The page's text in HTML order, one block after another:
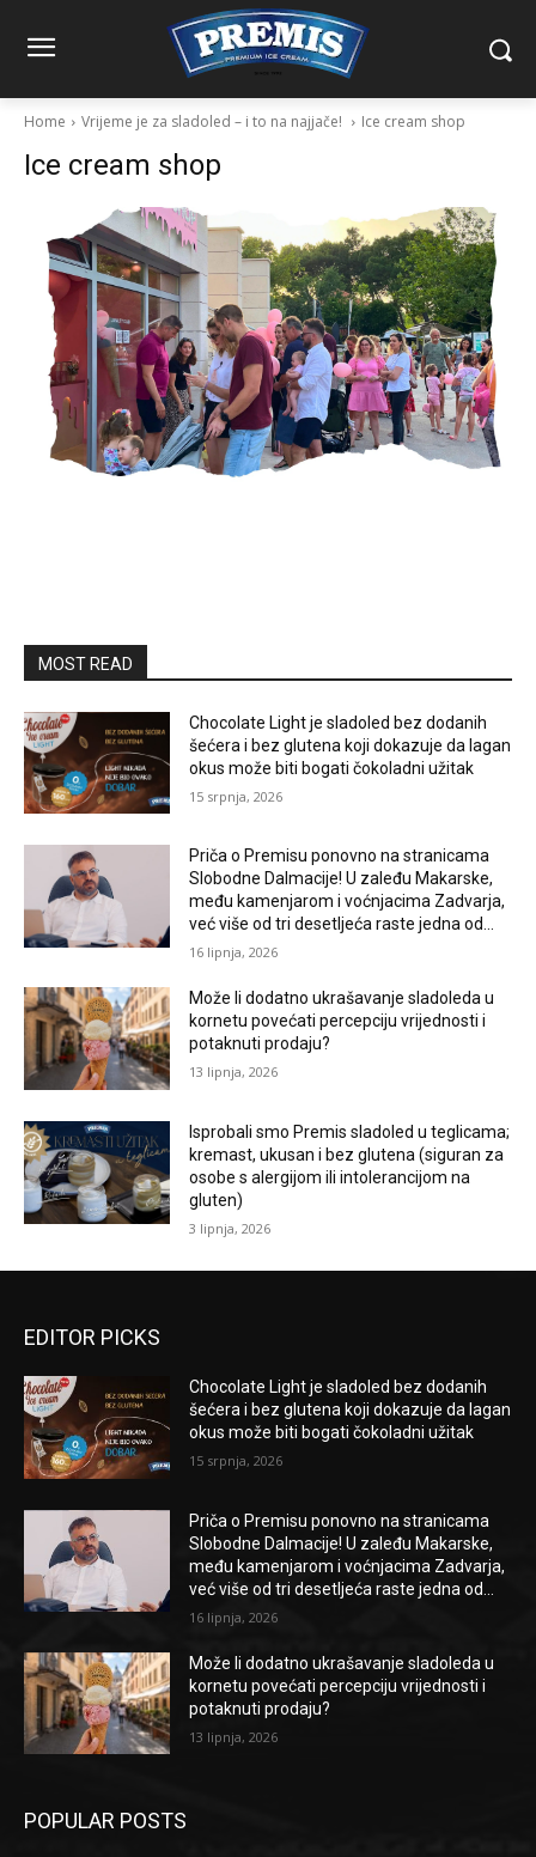
Home Vrijeme je za sladoled – i to na najjače! Ice cream shop
Ice cream shop
MOST READ
Chocolate Light je sladoled bez dodanih
šećera i bez glutena koji dokazuje da lagan
okus može biti bogati čokoladni užitak
15 srpnja, 2026
Priča o Premisu ponovno na stranicama
Slobodne Dalmacije! U zaleđu Makarske,
među kamenjarom i voćnjacima Zadvarja,
već više od tri desetljeća raste jedna od...
16 lipnja, 2026
Može li dodatno ukrašavanje sladoleda u
kornetu povećati percepciju vrijednosti i
potaknuti prodaju?
13 lipnja, 2026
Isprobali smo Premis sladoled u teglicama;
kremast, ukusan i bez glutena (siguran za
osobe s alergijom ili intolerancijom na
gluten)
3 lipnja, 2026
EDITOR PICKS
Chocolate Light je sladoled bez dodanih
šećera i bez glutena koji dokazuje da lagan
okus može biti bogati čokoladni užitak
15 srpnja, 2026
Priča o Premisu ponovno na stranicama
Slobodne Dalmacije! U zaleđu Makarske,
među kamenjarom i voćnjacima Zadvarja,
već više od tri desetljeća raste jedna od...
16 lipnja, 2026
Može li dodatno ukrašavanje sladoleda u
kornetu povećati percepciju vrijednosti i
potaknuti prodaju?
13 lipnja, 2026
POPULAR POSTS